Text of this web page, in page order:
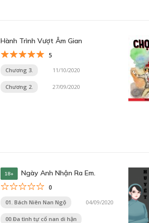
Hành Trình Vượt Âm Gian
5
Chương 3. 11/10/2020
Chương 2. 27/09/2020
18+ Ngày Anh Nhận Ra Em.
0
01. Bách Niên Nan Ngộ 04/09/2020
00.Đa tình tự cổ nan di hận